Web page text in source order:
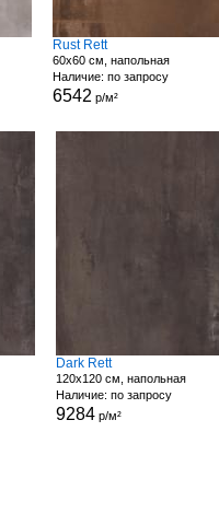
Rust Rett
60x60 см, напольная
Наличие: по запросу
6542 р/м²
Dark Rett
120x120 см, напольная
Наличие: по запросу
9284 р/м²